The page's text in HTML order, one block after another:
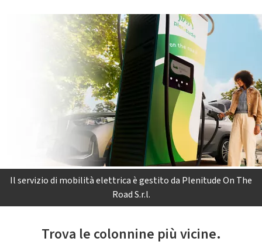
Il servizio di mobilità elettrica è gestito da Plenitude On The
Road S.r.l.
Trova le colonnine più vicine.